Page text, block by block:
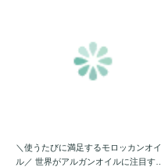
＼使うたびに満足するモロッカンオイ
ル／ 世界がアルガンオイルに注目する